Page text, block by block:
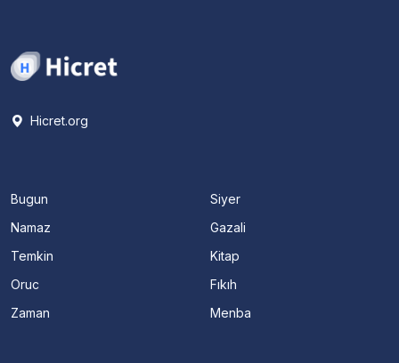
Hicret.org
Bugun
Namaz
Temkin
Oruc
Zaman
Siyer
Gazali
Kitap
Fıkıh
Menba